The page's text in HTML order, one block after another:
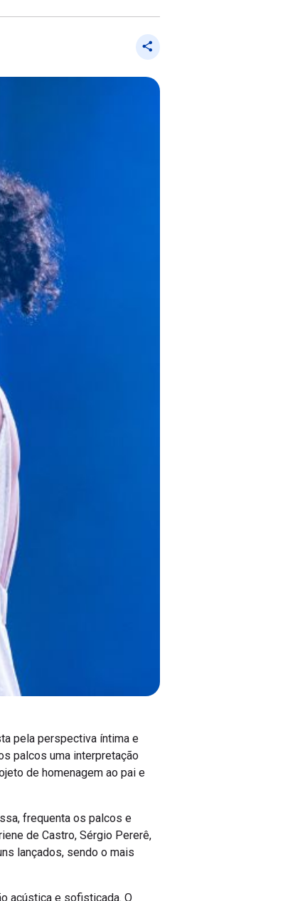
pela perspectiva íntima e
palcos uma interpretação
de homenagem ao pai e
frequenta os palcos e
de Castro, Sérgio Pererê,
lançados, sendo o mais
acústica e sofisticada. O